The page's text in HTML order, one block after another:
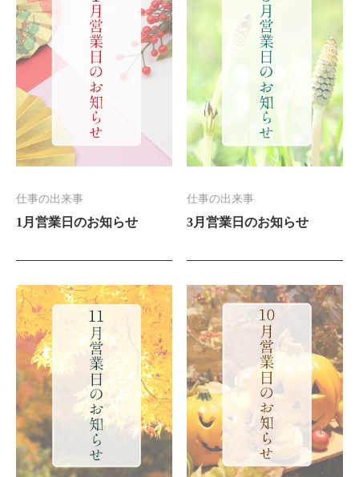
仕事の出来事
1月営業日のお知らせ
仕事の出来事
3月営業日のお知らせ